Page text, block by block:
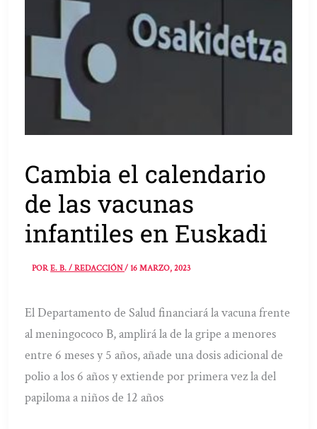
Cambia el calendario
de las vacunas
infantiles en Euskadi
PORE. B. / REDACCIÓN/16 MARZO, 2023
El Departamento de Salud financiará la vacuna frente
al meningococo B, amplirá la de la gripe a menores
entre 6 meses y 5 años, añade una dosis adicional de
polio a los 6 años y extiende por primera vez la del
papiloma a niños de 12 años